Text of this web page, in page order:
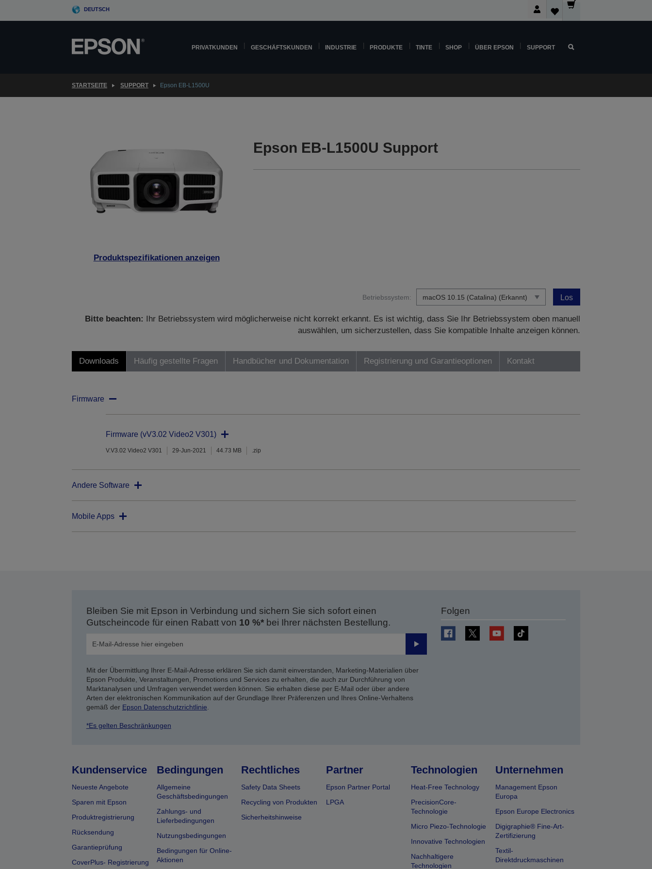
DEUTSCH
PRIVATKUNDEN GESCHÄFTSKUNDEN INDUSTRIE PRODUKTE TINTE SHOP ÜBER EPSON SUPPORT
STARTSEITE SUPPORT Epson EB-L1500U
Produktspezifikationen anzeigen
Epson EB-L1500U Support
Betriebssystem: Los
Bitte beachten:
Ihr Betriebssystem wird möglicherweise nicht korrekt erkannt. Es ist wichtig, dass Sie Ihr Betriebssystem oben manuell
auswählen, um sicherzustellen, dass Sie kompatible Inhalte anzeigen können.
Downloads Häufig gestellte Fragen Handbücher und Dokumentation Registrierung und Garantieoptionen Kontakt
Firmware
Firmware (vV3.02 Video2 V301)
V.V3.02 Video2 V301 29-Jun-2021 44.73 MB .zip
Andere Software
Mobile Apps
Bleiben Sie mit Epson in Verbindung und sichern Sie sich sofort einen
Gutscheincode für einen Rabatt von 10 %*bei Ihrer nächsten Bestellung.
Senden
Mit der Übermittlung Ihrer E-Mail-Adresse erklären Sie sich damit einverstanden, Marketing-Materialien über
Epson Produkte, Veranstaltungen, Promotions und Services zu erhalten, die auch zur Durchführung von
Marktanalysen und Umfragen verwendet werden können. Sie erhalten diese per E-Mail oder über andere
Arten der elektronischen Kommunikation auf der Grundlage Ihrer Präferenzen und Ihres Online-Verhaltens
gemäß der Epson Datenschutzrichtlinie.
*Es gelten Beschränkungen
Folgen
Kundenservice
Neueste Angebote
Sparen mit Epson
Produktregistrierung
Rücksendung
Garantieprüfung
CoverPlus- Registrierung
Bedingungen
Allgemeine
Geschäftsbedingungen
Zahlungs- und
Lieferbedingungen
Nutzungsbedingungen
Bedingungen für Online-
Aktionen
Rechtliches
Safety Data Sheets
Recycling von Produkten
Sicherheitshinweise
Partner
Epson Partner Portal
LPGA
Technologien
Heat-Free Technology
PrecisionCore-
Technologie
Micro Piezo-Technologie
Innovative Technologien
Nachhaltigere
Technologien
Unternehmen
Management Epson
Europa
Epson Europe Electronics
Digigraphie® Fine-Art-
Zertifizierung
Textil-
Direktdruckmaschinen